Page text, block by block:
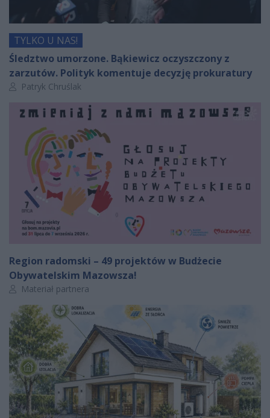
TYLKO U NAS!
Śledztwo umorzone. Bąkiewicz oczyszczony z
zarzutów. Polityk komentuje decyzję prokuratury
Autor artykułu:
Patryk Chruślak
Region radomski – 49 projektów w Budżecie
Obywatelskim Mazowsza!
Autor artykułu:
Materiał partnera